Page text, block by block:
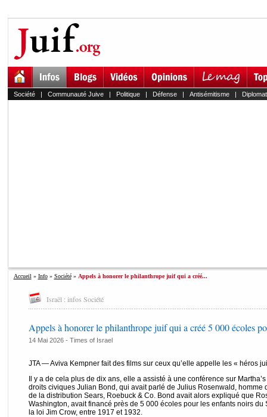
Société| Communauté Juive| Politique| Défense| Antisémitisme|
Accueil » Info» Société» Appels à honorer le philanthrope juif qui a créé...
Israël : infos Société
Appels à honorer le philanthrope juif qui a créé 5 000 écoles
14 Mai 2026 - Times of Israel
JTA — Aviva Kempner fait des films sur ceux qu’elle appelle les « héros
Il y a de cela plus de dix ans, elle a assisté à une conférence sur
droits civiques Julian Bond, qui avait parlé de Julius Rosenwald, homme
de la distribution Sears, Roebuck & Co. Bond avait alors expliqué que
Washington, avait financé près de 5 000 écoles pour les enfants noirs du
la loi Jim Crow, entre 1917 et 1932.